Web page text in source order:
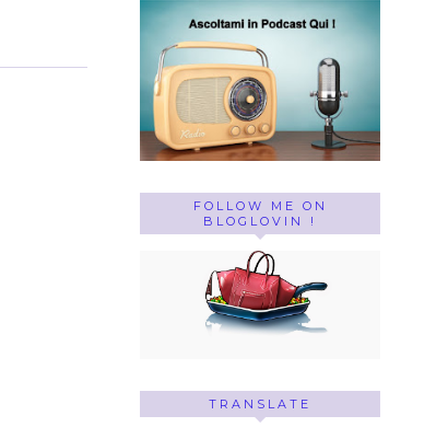
FOLLOW ME ON
BLOGLOVIN !
TRANSLATE